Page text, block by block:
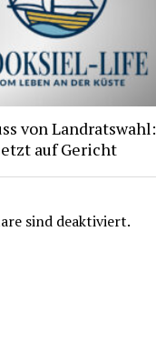
von Landratswahl:
auf Gericht
sind deaktiviert.